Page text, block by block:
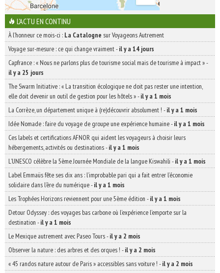
L'ACTU EN CONTINU
À l'honneur ce mois-ci : La Catalogne sur Voyageons Autrement
Voyage sur-mesure : ce qui change vraiment-il y a 14 jours
Capfrance : « Nous ne parlons plus de tourisme social mais de tourisme à impact »-
il y a 25 jours
The Swarm Initiative : « La transition écologique ne doit pas rester une intention,
elle doit devenir un outil de gestion pour les hôtels »-il y a 1 mois
La Corrèze, un département unique à (re)découvrir absolument ! -il y a 1 mois
Idée Nomade : faire du voyage de groupe une expérience humaine-il y a 1 mois
Ces labels et certifications AFNOR qui aident les voyageurs à choisir leurs
hébergements, activités ou destinations-il y a 1 mois
L’UNESCO célèbre la 5ème Journée Mondiale de la langue Kiswahili -il y a 1 mois
Label Emmaüs fête ses dix ans : l’improbable pari qui a fait entrer l’économie
solidaire dans l’ère du numérique-il y a 1 mois
Les Trophées Horizons reviennent pour une 5ème édition -il y a 1 mois
Detour Odyssey : des voyages bas carbone où l’expérience l’emporte sur la
destination -il y a 1 mois
Le Mexique autrement avec Paseo Tours-il y a 2 mois
Observer la nature : des arbres et des orques ! -il y a 2 mois
« 45 randos nature autour de Paris » accessibles sans voiture ! -il y a 2 mois